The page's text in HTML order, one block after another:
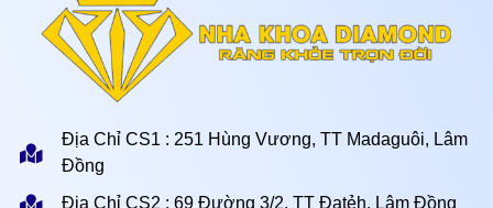
Địa Chỉ CS1 : 251 Hùng Vương, TT Madaguôi, Lâm
Đồng
Địa Chỉ CS2 : 69 Đường 3/2, TT Đạtẻh, Lâm Đồng